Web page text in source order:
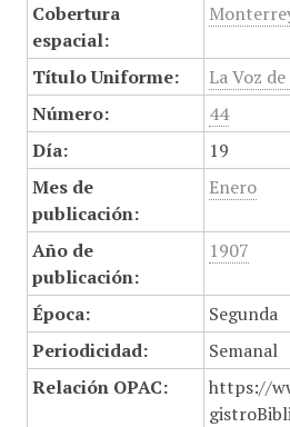
Cobertura
espacial:
Título Uniforme:
La Voz
Número:
44
Día:
19
Mes de
publicación:
Enero
Año de
publicación:
1907
Época:
Segunda
Periodicidad:
Semanal
Relación OPAC:
https://